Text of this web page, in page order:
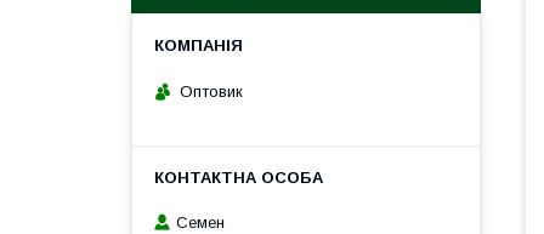
Оптовик
Семен